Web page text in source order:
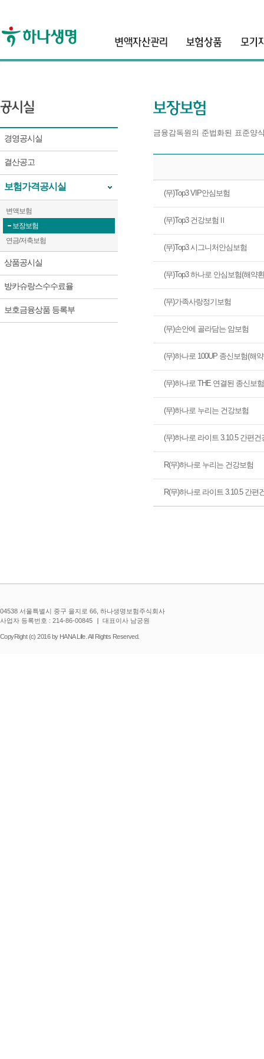
경영공시실
결산공고
보험가격공시실
변액보험
보장보험
연금/저축보험
상품공시실
방카슈랑스수수료율
보호금융상품 등록부
금융감독원의 준법화된 표준양
(무)Top3 VIP안심보험
(무)Top3 건강보험Ⅱ
(무)Top3 시그니처안심보험
(무)Top3 하나로 안심보험(해약
(무)가족사랑정기보험
(무)손안에 골라담는 암보험
(무)하나로 100UP 종신보험(해
(무)하나로 THE 연결된 종신보
(무)하나로 누리는 건강보험
(무)하나로 라이트 3.10.5 간편건
R(무)하나로 누리는 건강보험
R(무)하나로 라이트 3.10.5 간편
04538 서울특별시 중구 을지로 66, 하나생명보험주식회사
사업자 등록번호 : 214-86-00845
대표이사 남궁원
CopyRight (c) 2016 by HANA Life. All Rights Reserved.